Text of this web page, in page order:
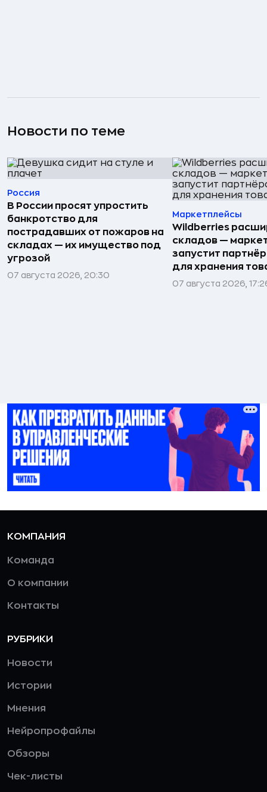
Новости по теме
Россия
В России просят упростить
банкротство для
пострадавших от пожаров на
складах — их имущество под
угрозой
07 августа 2026, 20:30
Маркетплейсы
Wildberries
складов —
запустит
для хранения
07 августа 2026,
КОМПАНИЯ
Команда
О компании
Контакты
РУБРИКИ
Новости
Истории
Мнения
Нейропрофайлы
Обзоры
Чек-листы